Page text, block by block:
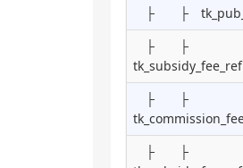
├ ├
├ ├
├ ├
├ ├